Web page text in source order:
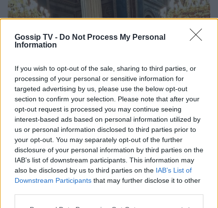
Gossip TV - Do Not Process My Personal
Information
If you wish to opt-out of the sale, sharing to third parties, or
processing of your personal or sensitive information for
targeted advertising by us, please use the below opt-out
section to confirm your selection. Please note that after your
opt-out request is processed you may continue seeing
interest-based ads based on personal information utilized by
us or personal information disclosed to third parties prior to
your opt-out. You may separately opt-out of the further
disclosure of your personal information by third parties on the
IAB’s list of downstream participants. This information may
also be disclosed by us to third parties on the IAB’s List of
Downstream Participants that may further disclose it to other